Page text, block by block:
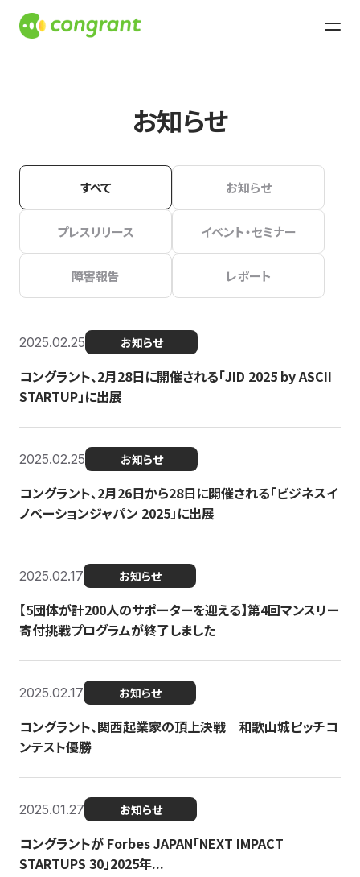
お知らせ
すべて お知らせ
プレスリリース イベント・セミナー
障害報告 レポート
2025.02.25 お知らせ
コングラント、2月28日に開催される「JID 2025 by ASCII
STARTUP」に出展
2025.02.25 お知らせ
コングラント、2月26日から28日に開催される「ビジネスイ
ノベーションジャパン 2025」に出展
2025.02.17 お知らせ
【5団体が計200人のサポーターを迎える】​​第4回マンスリー
寄付挑戦プログラムが終了しました
2025.02.17 お知らせ
コングラント、関西起業家の頂上決戦 和歌山城ピッチコ
ンテスト優勝
2025.01.27 お知らせ
コングラントが Forbes JAPAN「NEXT IMPACT
STARTUPS 30」2025年...